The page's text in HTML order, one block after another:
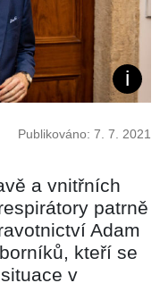
Publikováno: 7. 7. 2021
a vnitřních
patrně
Adam
kteří se
v